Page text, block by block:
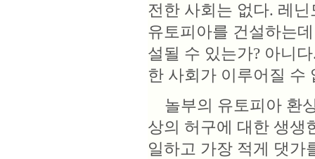
전한 사회는 없다. 레
유토피아를 건설하는
설될 수 있는가? 아니
한 사회가 이루어질 수
놀부의 유토피아 환
상의 허구에 대한 생생
일하고 가장 적게 댓가